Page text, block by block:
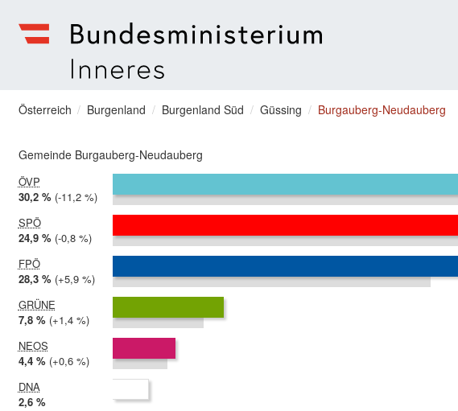
zum Menu springen
Sie befinden sich hier
Österreich Burgenland Burgenland Süd Güssing Burgauberg-Neudauberg
Gemeinde Burgauberg-Neudauberg
ÖVP
2024:
30,2 %
2019:
41,3 %
Differenz:
-11,2 %
SPÖ
2024:
24,9 %
2019:
25,7 %
Differenz:
-0,8 %
FPÖ
2024:
28,3 %
2019:
22,4 %
Differenz:
+5,9 %
GRÜNE
2024:
7,8 %
2019:
6,4 %
Differenz:
+1,4 %
NEOS
2024:
4,4 %
2019:
3,9 %
Differenz:
+0,6 %
DNA
2024:
2,6 %